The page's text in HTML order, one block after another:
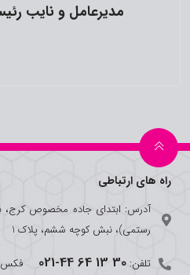
مدیرعامل و نایب
راه های ارتباطی
آدرس: ابتدای جاده مخصوص کرج،
رستمی)، نبش کوچه ششم، پلاک 1
تلفن:021-44 64 13 30